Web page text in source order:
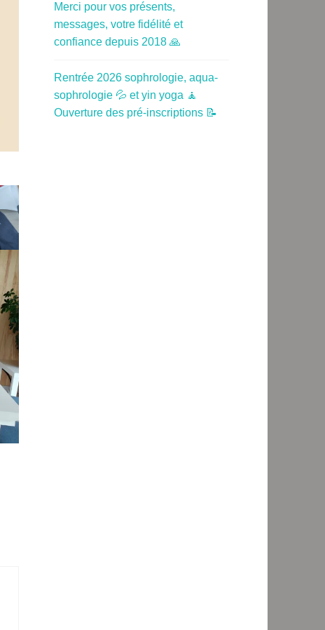
Merci pour vos présents,
messages, votre fidélité et
confiance depuis 2018 🙏
Rentrée 2026 sophrologie, aqua-
sophrologie 💦 et yin yoga 🧘
Ouverture des pré-inscriptions 📝